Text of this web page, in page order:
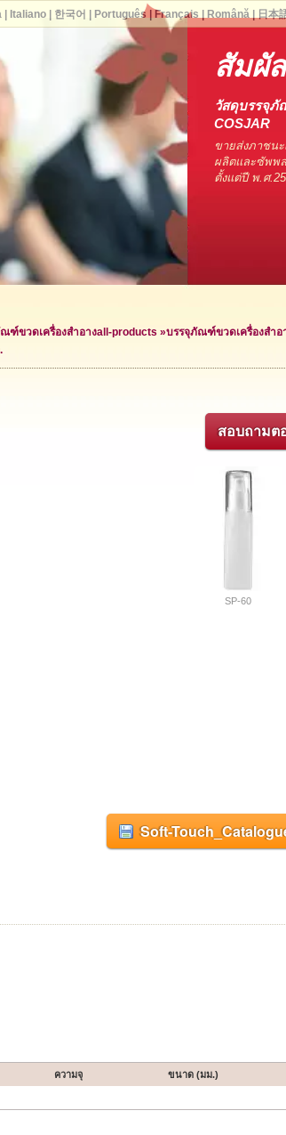
สัมผั
วัสดุบรรจุภั
COSJAR
ขายส่งภาชน
ผลิตและซัพพล
ตั้งแต่ปี พ.ศ
ฑ์ขวดเครื่องสำอางall-products »บรรจุภัณฑ์ขวดเครื่องสำอ
สอบถามต
SP-60
Soft-
ความจุ ขนาด (มม.)
| Italiano| 한국어 Português Français Română| 日本